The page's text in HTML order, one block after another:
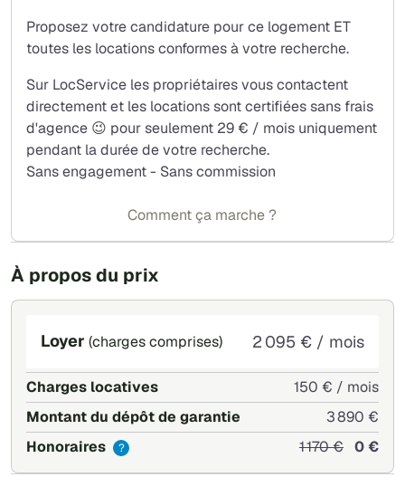
À propos du prix
Loyer (charges comprises) 2 095 € / mois
Charges locatives
150 € / mois
Montant du dépôt de garantie
3 890 €
Honoraires
? 1 170 € 0 €
Proposez votre candidature pour ce logement ET
toutes les locations conformes à votre recherche.
Sur LocService les propriétaires vous contactent
directement et les locations sont certifiées sans frais
d'agence 😉 pour seulement 29 € / mois uniquement
pendant la durée de votre recherche.
Sans engagement - Sans commission
Comment ça marche ?